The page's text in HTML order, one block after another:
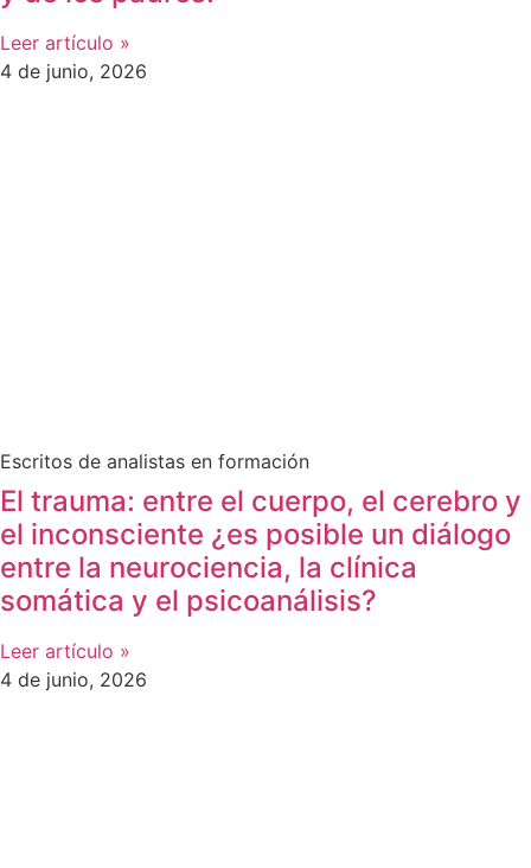
Leer artículo »
4 de junio, 2026
Escritos de analistas en formación
El trauma: entre el cuerpo, el cerebro y
el inconsciente ¿es posible un diálogo
entre la neurociencia, la clínica
somática y el psicoanálisis?
Leer artículo »
4 de junio, 2026